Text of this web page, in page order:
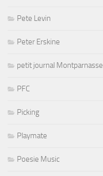
Pete Levin
Peter Erskine
petit journal Montparnasse
PFC
Picking
Playmate
Poesie Music